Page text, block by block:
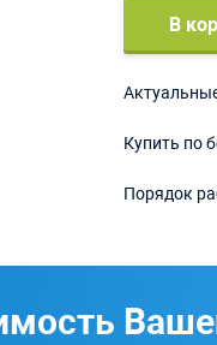
В
Купить по
Порядок